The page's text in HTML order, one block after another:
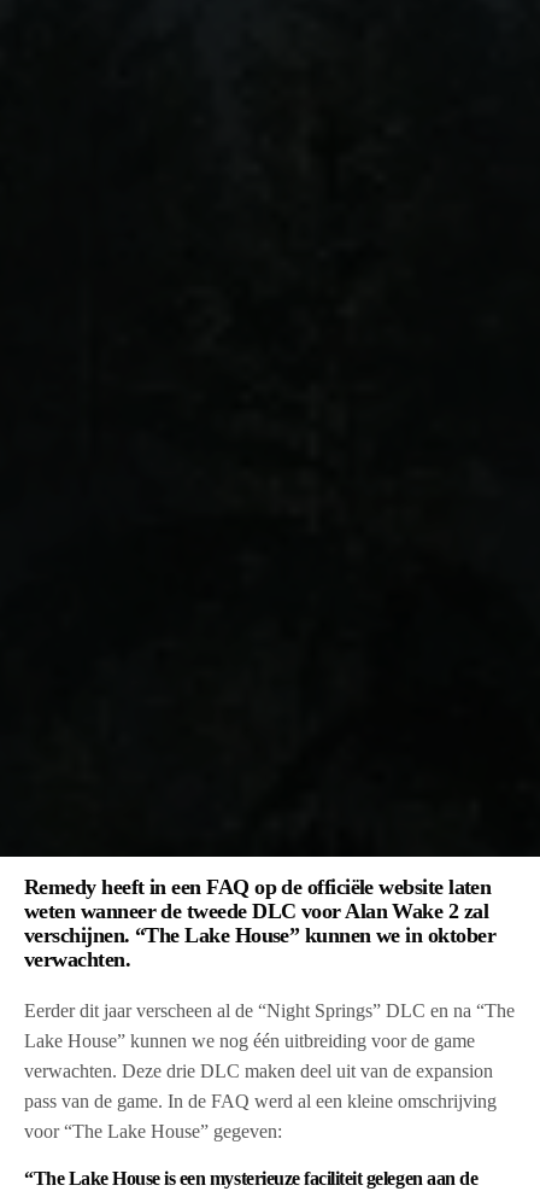
Remedy heeft in een FAQ op de officiële website laten
weten wanneer de tweede DLC voor Alan Wake 2 zal
verschijnen. “The Lake House” kunnen we in oktober
verwachten.
Eerder dit jaar verscheen al de “Night Springs” DLC en na “The
Lake House” kunnen we nog één uitbreiding voor de game
verwachten. Deze drie DLC maken deel uit van de expansion
pass van de game. In de FAQ werd al een kleine omschrijving
voor “The Lake House” gegeven:
“The Lake House is een mysterieuze faciliteit gelegen aan de